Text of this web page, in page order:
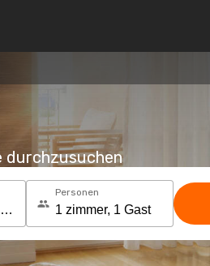
durchzusuchen
Personen